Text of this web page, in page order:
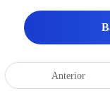
Anterior